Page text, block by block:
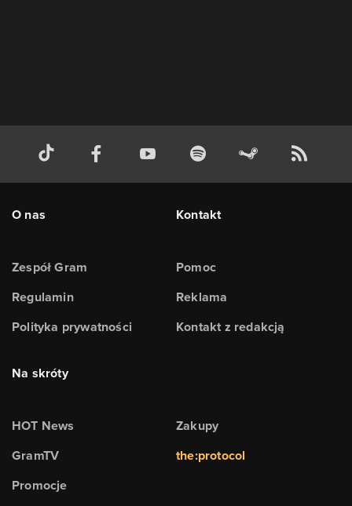
O nas
Zespół Gram
Regulamin
Polityka prywatności
Kontakt
Pomoc
Reklama
Kontakt z redakcją
Na skróty
HOT News
GramTV
Promocje
Zakupy
the:protocol